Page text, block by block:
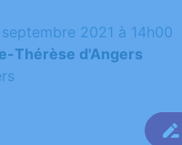
septembre 2021 à 14h00
Thérèse d'Angers